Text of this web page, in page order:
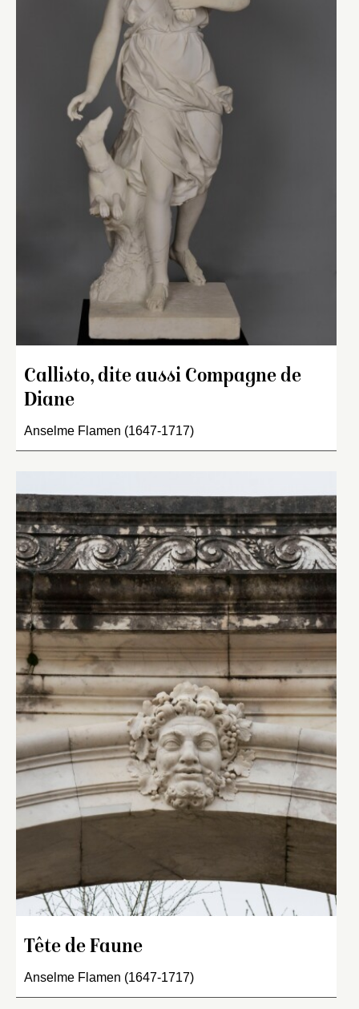
Callisto, dite aussi Compagne de
Diane
Anselme Flamen (1647-1717)
Tête de Faune
Anselme Flamen (1647-1717)